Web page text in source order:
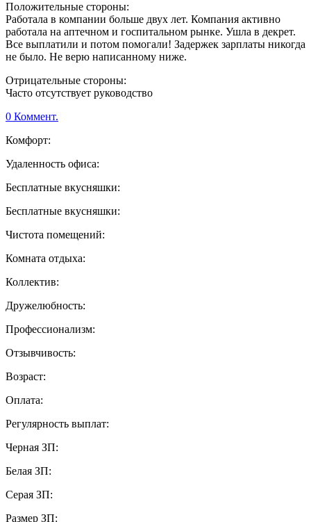
Положительные стороны:
Работала в компании больше двух лет. Компания активно
работала на аптечном и госпитальном рынке. Ушла в декрет.
Все выплатили и потом помогали! Задержек зарплаты никогда
не было. Не верю написанному ниже.
Отрицательные стороны:
Часто отсутствует руководство
0 Коммент.
Комфорт:
Удаленность офиса:
Бесплатные вкусняшки:
Бесплатные вкусняшки:
Чистота помещений:
Комната отдыха:
Коллектив:
Дружелюбность:
Профессионализм:
Отзывчивость:
Возраст:
Оплата:
Регулярность выплат:
Черная ЗП:
Белая ЗП:
Серая ЗП:
Размер ЗП: